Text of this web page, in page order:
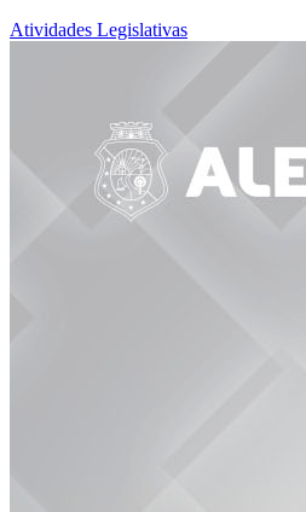
Atividades Legislativas